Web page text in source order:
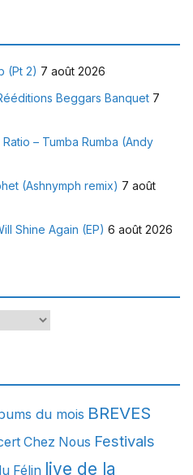
(Pt 2) 7 août 2026
Beggars Banquet 7
– Tumba Rumba (Andy
(Ashnymph remix) 7 août
Shine Again (EP) 6 août 2026
du mois BREVES
Chez Nous Festivals
Félin live de la